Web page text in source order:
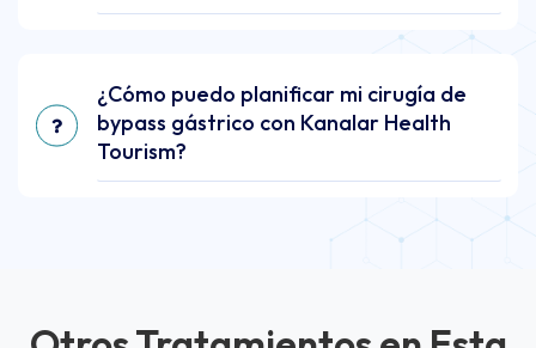
¿Cómo puedo planificar mi cirugía de
bypass gástrico con Kanalar Health
Tourism?